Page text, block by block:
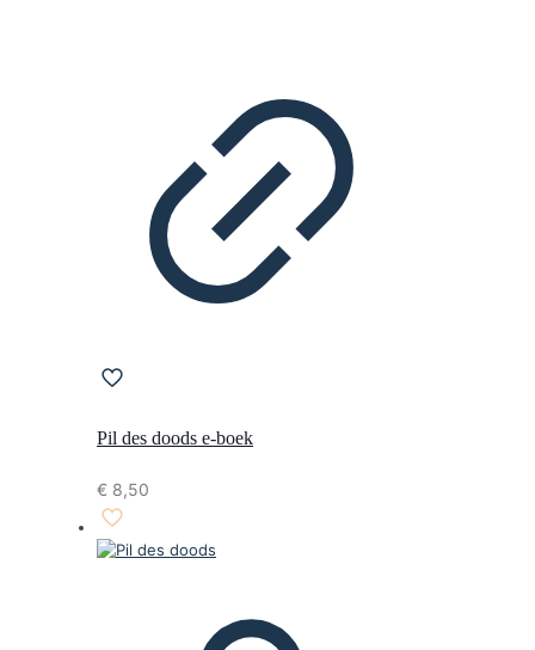
Pil des doods e-boek
€ 8,50